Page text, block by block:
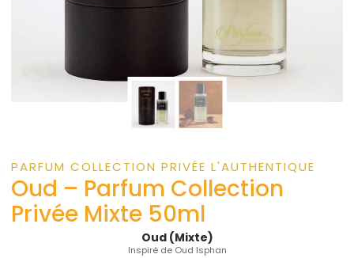
PARFUM COLLECTION PRIVÉE L'AUTHENTIQUE
Oud – Parfum Collection
Privée Mixte 50ml
Oud (Mixte)
Inspiré de Oud Isphan